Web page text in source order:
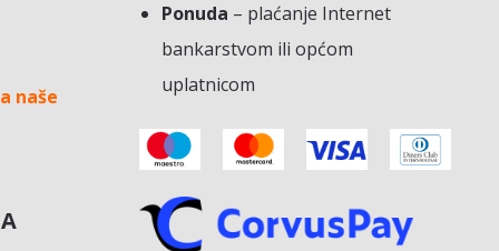
naše
Ponuda – plaćanje Internet
bankarstvom ili općom
uplatnicom